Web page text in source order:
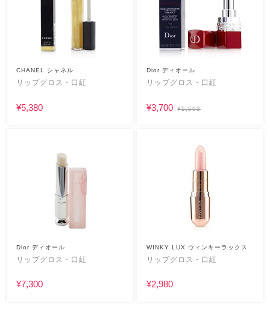
CHANEL シャネル
リップグロス・口紅
¥5,380
Dior ディオール
リップグロス・口紅
¥3,700 ¥5,593
Dior ディオール
リップグロス・口紅
¥7,300
WINKY LUX ウィンキーラックス
リップグロス・口紅
¥2,980